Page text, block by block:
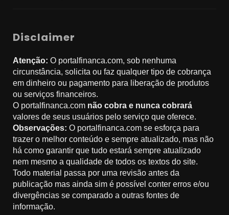
Disclaimer
Atenção: O portalfinanca.com, sob nenhuma
circunstância, solicita ou faz qualquer tipo de cobrança
em dinheiro ou pagamento para liberação de produtos
ou serviços financeiros.
O portalfinanca.com não cobra e nunca cobrará
valores de seus usuários pelo serviço que oferece.
Observações: O portalfinanca.com se esforça para
trazer o melhor conteúdo e sempre atualizado, mas não
há como garantir que tudo estará sempre atualizado
nem mesmo a qualidade de todos os textos do site.
Todo material passa por uma revisão antes da
publicação mas ainda sim é possível conter erros e/ou
divergências se comparado a outras fontes de
informação.